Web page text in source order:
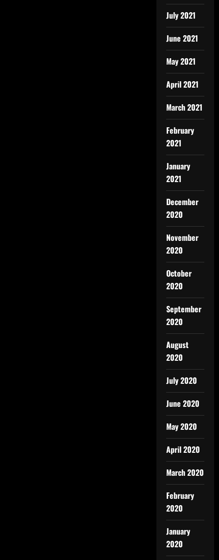
July 2021
June 2021
May 2021
April 2021
March 2021
February
2021
January
2021
December
2020
November
2020
October
2020
September
2020
August
2020
July 2020
June 2020
May 2020
April 2020
March 2020
February
2020
January
2020